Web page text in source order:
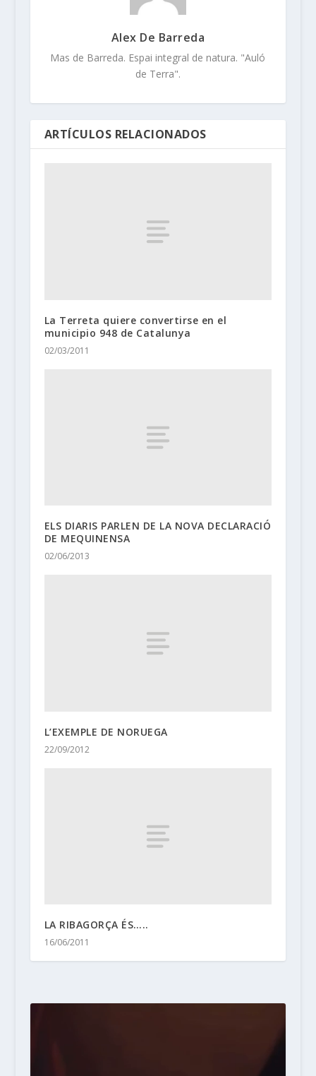
Alex De Barreda
Mas de Barreda. Espai integral de natura. "Auló
de Terra".
ARTÍCULOS RELACIONADOS
La Terreta quiere convertirse en el
municipio 948 de Catalunya
02/03/2011
ELS DIARIS PARLEN DE LA NOVA DECLARACIÓ
DE MEQUINENSA
02/06/2013
L’EXEMPLE DE NORUEGA
22/09/2012
LA RIBAGORÇA ÉS…..
16/06/2011